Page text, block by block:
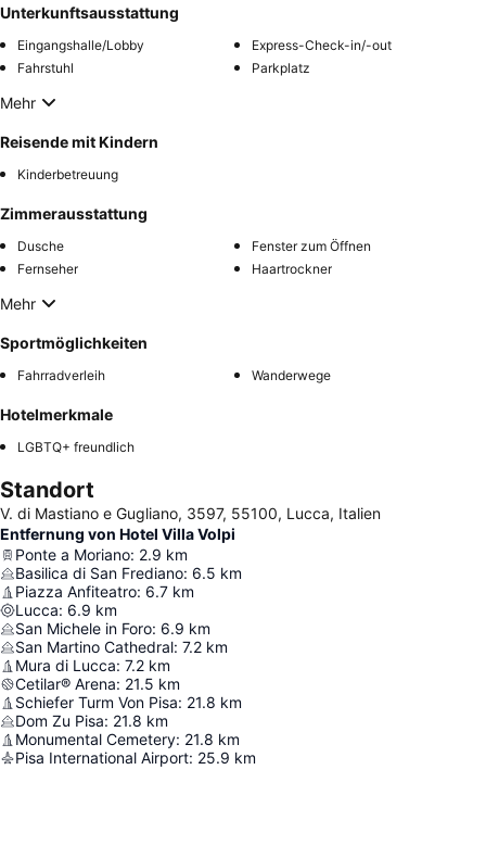
Unterkunftsausstattung
Eingangshalle/Lobby
Express-Check-in/-out
Fahrstuhl
Parkplatz
Mehr
Reisende mit Kindern
Kinderbetreuung
Zimmerausstattung
Dusche
Fenster zum Öffnen
Fernseher
Haartrockner
Mehr
Sportmöglichkeiten
Fahrradverleih Wanderwege
Hotelmerkmale
LGBTQ+ freundlich
Standort
V. di Mastiano e Gugliano, 3597, 55100, Lucca, Italien
Entfernung von Hotel Villa Volpi
Ponte a Moriano: 2.9 km
Basilica di San Frediano: 6.5 km
Piazza Anfiteatro: 6.7 km
Lucca: 6.9 km
San Michele in Foro: 6.9 km
San Martino Cathedral: 7.2 km
Mura di Lucca: 7.2 km
Cetilar® Arena: 21.5 km
Schiefer Turm Von Pisa: 21.8 km
Dom Zu Pisa: 21.8 km
Monumental Cemetery: 21.8 km
Pisa International Airport: 25.9 km